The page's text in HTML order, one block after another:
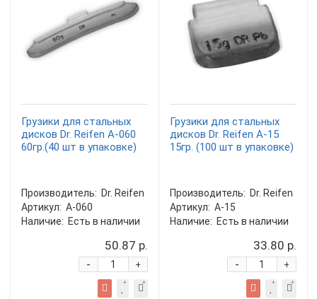
Грузики для стальных
дисков Dr. Reifen A-060
60гр.(40 шт в упаковке)
Производитель: Dr. Reifen
Артикул: A-060
Наличие: Есть в наличии
50.87 р.
+
-
Грузики для стальных
дисков Dr. Reifen A-15
15гр. (100 шт в упаковке)
Производитель: Dr. Reifen
Артикул: A-15
Наличие: Есть в наличии
33.80 р.
+
-